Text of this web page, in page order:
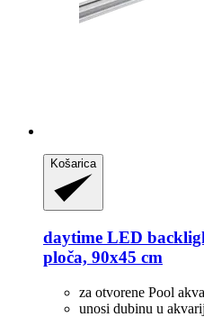
Košarica
daytime LED
ploča, 90x45 cm
za otvorene Pool
unosi dubinu u akvarij